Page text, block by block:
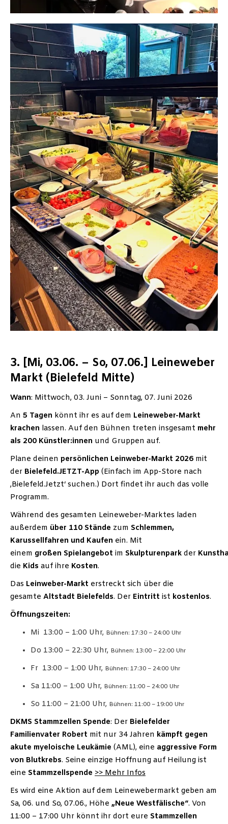
3. [Mi, 03.06. – So, 07.06.] Leineweber
Markt (Bielefeld Mitte)
Wann: Mittwoch, 03. Juni – Sonntag, 07. Juni 2026
An 5 Tagen könnt ihr es auf dem Leineweber-Markt
krachen lassen. Auf den Bühnen treten insgesamt mehr
als 200 Künstler:innen und Gruppen auf.
Plane deinen persönlichen Leinweber-Markt 2026 mit
der Bielefeld.JETZT-App (Einfach im App-Store nach
‚Bielefeld.Jetzt‘ suchen.) Dort findet ihr auch das volle
Programm.
Während des gesamten Leineweber-Marktes laden
außerdem über 110 Stände zum Schlemmen,
Karussellfahren und Kaufen ein. Mit
einem großen Spielangebot im Skulpturenpark der
die Kids auf ihre Kosten.
Das Leinweber-Markt erstreckt sich über die
gesamte Altstadt Bielefelds. Der Eintritt ist kostenlos.
Öffnungszeiten:
Mi 13:00 – 1:00 Uhr, Bühnen: 17:30 – 24:00 Uhr
Do 13:00 – 22:30 Uhr, Bühnen: 13:00 – 22:00 Uhr
Fr 13:00 – 1:00 Uhr, Bühnen: 17:30 – 24:00 Uhr
Sa 11:00 – 1:00 Uhr, Bühnen: 11:00 – 24:00 Uhr
So 11:00 – 21:00 Uhr, Bühnen: 11:00 – 19:00 Uhr
DKMS Stammzellen Spende: Der Bielefelder
Familienvater Robert mit nur 34 Jahren kämpft gegen
akute myeloische Leukämie (AML), eine aggressive Form
von Blutkrebs. Seine einzige Hoffnung auf Heilung ist
eine Stammzellspende >> Mehr Infos
Es wird eine Aktion auf dem Leinewebermarkt geben am
Sa, 06. und So, 07.06., Höhe „Neue Westfälische“. Von
11:00 – 17:00 Uhr könnt ihr dort eure Stammzellen